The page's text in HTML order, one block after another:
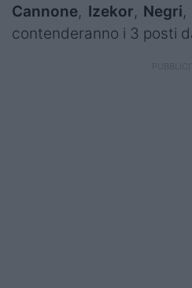
Cannone, Izekor, Negri,
contenderanno i 3 posti